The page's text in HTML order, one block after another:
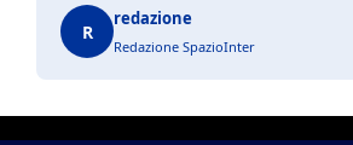
R
redazione
Redazione SpazioInter